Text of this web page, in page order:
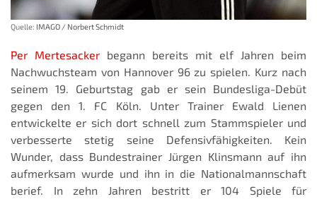
Quelle: IMAGO / Norbert Schmidt
Per Mertesacker begann bereits mit elf Jahren beim
Nachwuchsteam von Hannover 96 zu spielen. Kurz nach
seinem 19. Geburtstag gab er sein Bundesliga-Debüt
gegen den 1. FC Köln. Unter Trainer Ewald Lienen
entwickelte er sich dort schnell zum Stammspieler und
verbesserte stetig seine Defensivfähigkeiten. Kein
Wunder, dass Bundestrainer Jürgen Klinsmann auf ihn
aufmerksam wurde und ihn in die Nationalmannschaft
berief. In zehn Jahren bestritt er 104 Spiele für